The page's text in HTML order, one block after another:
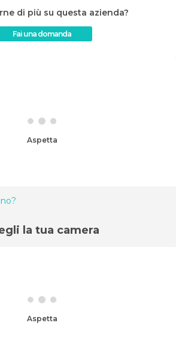
di più su questa azienda?
Fai una domanda
Aspetta
la tua camera
Aspetta